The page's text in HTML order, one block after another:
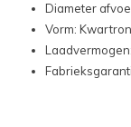
Diameter
Vorm: